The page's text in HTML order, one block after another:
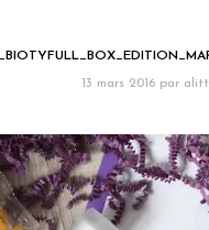
13 mars 2016 par